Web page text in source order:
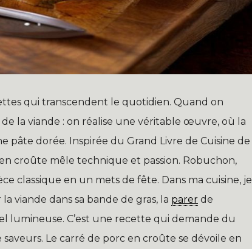
qui transcendent le quotidien. Quand on
de la viande : on réalise une véritable œuvre, où la
dorée. Inspirée du Grand Livre de Cuisine de
croûte mêle technique et passion. Robuchon,
classique en un mets de fête. Dans ma cuisine, je
viande dans sa bande de gras, la parer de
lumineuse. C’est une recette qui demande du
Le carré de porc en croûte se dévoile en